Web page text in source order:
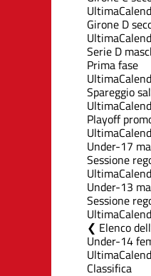
Ultima
Girone D
Ultima
Serie D
Prima fase
Ultima
Spareggio
Ultima
Playoff
Ultima
Under-17
Sessione
Ultima
Under-13
Sessione
Ultima
Elenco
Under-14
Ultima
Classifica